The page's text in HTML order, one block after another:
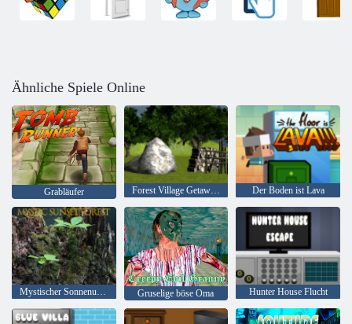
Ähnliche Spiele Online
Grabläufer Forest Village Getaway Episode 2 Der Boden ist Lava
Mystischer Sonnenuntergang Wald Gruselige böse Oma Hunter House Flucht